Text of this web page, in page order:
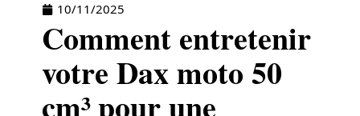
10/11/2025
Comment entretenir
votre Dax moto 50
cm³ pour une